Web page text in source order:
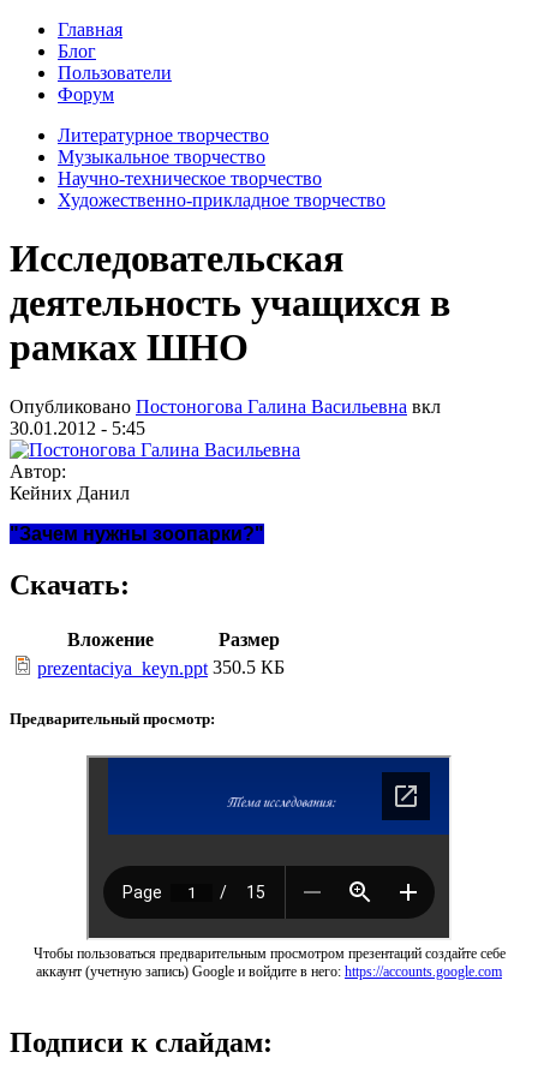
Главная
Блог
Пользователи
Форум
Литературное творчество
Музыкальное творчество
Научно-техническое творчество
Художественно-прикладное творчество
Исследовательская
деятельность учащихся в
рамках ШНО
Опубликовано Постоногова Галина Васильевна вкл
30.01.2012 - 5:45
Автор:
Кейних Данил
"Зачем нужны зоопарки?"
Скачать:
Вложение
Размер
prezentaciya_keyn.ppt 350.5 КБ
Предварительный просмотр:
Чтобы пользоваться предварительным просмотром презентаций создайте себе
аккаунт (учетную запись) Google и войдите в него: https://accounts.google.com
Подписи к слайдам: